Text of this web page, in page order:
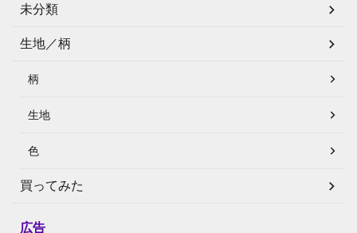
未分類
生地／柄
柄
生地
色
買ってみた
広告